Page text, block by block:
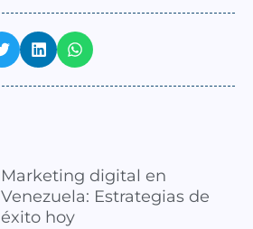
Marketing digital en
Venezuela: Estrategias de
éxito hoy